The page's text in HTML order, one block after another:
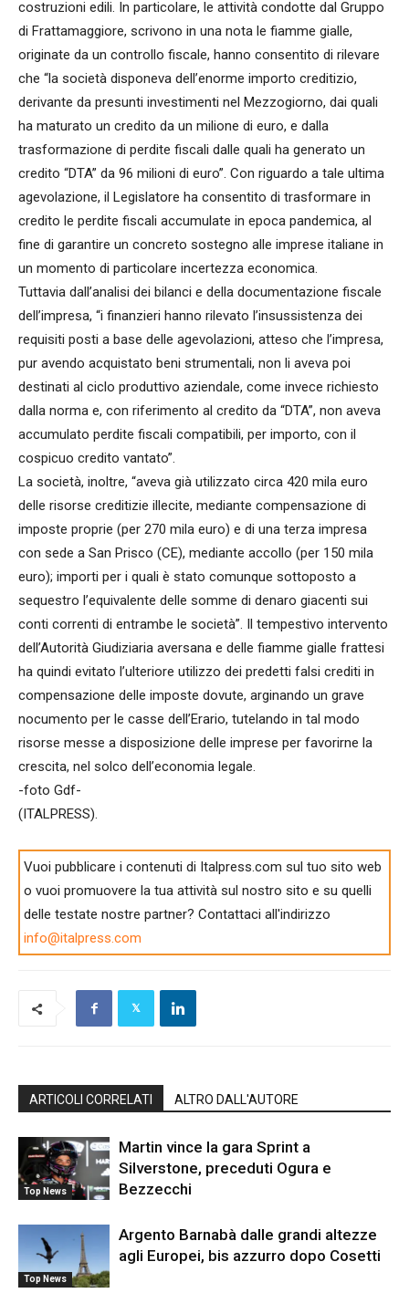
costruzioni edili. In particolare, le attività condotte dal Gruppo
di Frattamaggiore, scrivono in una nota le fiamme gialle,
originate da un controllo fiscale, hanno consentito di rilevare
che “la società disponeva dell’enorme importo creditizio,
derivante da presunti investimenti nel Mezzogiorno, dai quali
ha maturato un credito da un milione di euro, e dalla
trasformazione di perdite fiscali dalle quali ha generato un
credito “DTA” da 96 milioni di euro”. Con riguardo a tale ultima
agevolazione, il Legislatore ha consentito di trasformare in
credito le perdite fiscali accumulate in epoca pandemica, al
fine di garantire un concreto sostegno alle imprese italiane in
un momento di particolare incertezza economica.
Tuttavia dall’analisi dei bilanci e della documentazione fiscale
dell’impresa, “i finanzieri hanno rilevato l’insussistenza dei
requisiti posti a base delle agevolazioni, atteso che l’impresa,
pur avendo acquistato beni strumentali, non li aveva poi
destinati al ciclo produttivo aziendale, come invece richiesto
dalla norma e, con riferimento al credito da “DTA”, non aveva
accumulato perdite fiscali compatibili, per importo, con il
cospicuo credito vantato”.
La società, inoltre, “aveva già utilizzato circa 420 mila euro
delle risorse creditizie illecite, mediante compensazione di
imposte proprie (per 270 mila euro) e di una terza impresa
con sede a San Prisco (CE), mediante accollo (per 150 mila
euro); importi per i quali è stato comunque sottoposto a
sequestro l’equivalente delle somme di denaro giacenti sui
conti correnti di entrambe le società”. Il tempestivo intervento
dell’Autorità Giudiziaria aversana e delle fiamme gialle frattesi
ha quindi evitato l’ulteriore utilizzo dei predetti falsi crediti in
compensazione delle imposte dovute, arginando un grave
nocumento per le casse dell’Erario, tutelando in tal modo
risorse messe a disposizione delle imprese per favorirne la
crescita, nel solco dell’economia legale.
-foto Gdf-
(ITALPRESS).
Vuoi pubblicare i contenuti di Italpress.com sul tuo sito web
o vuoi promuovere la tua attività sul nostro sito e su quelli
delle testate nostre partner? Contattaci all'indirizzo
info@italpress.com
ARTICOLI CORRELATI ALTRO DALL'AUTORE
Top News
Martin vince la gara Sprint a
Silverstone, preceduti Ogura e
Bezzecchi
Top News
Argento Barnabà dalle grandi altezze
agli Europei, bis azzurro dopo Cosetti